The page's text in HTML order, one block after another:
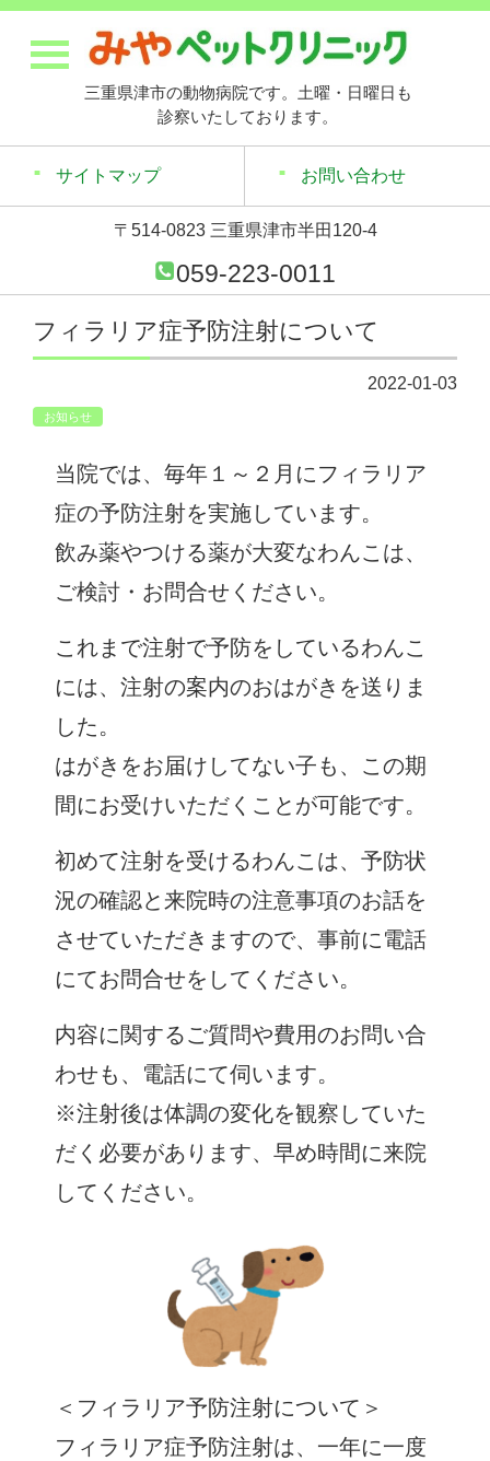
三重県津市の動物病院です。土曜・日曜日も
診察いたしております。
サイトマップ お問い合わせ
〒514-0823 三重県津市半田120-4
059-223-0011
フィラリア症予防注射について
2022-01-03
お知らせ
当院では、毎年１～２月にフィラリア
症の予防注射を実施しています。
飲み薬やつける薬が大変なわんこは、
ご検討・お問合せください。
これまで注射で予防をしているわんこ
には、注射の案内のおはがきを送りま
した。
はがきをお届けしてない子も、この期
間にお受けいただくことが可能です。
初めて注射を受けるわんこは、予防状
況の確認と来院時の注意事項のお話を
させていただきますので、事前に電話
にてお問合せをしてください。
内容に関するご質問や費用のお問い合
わせも、電話にて伺います。
※注射後は体調の変化を観察していた
だく必要があります、早め時間に来院
してください。
＜フィラリア予防注射について＞
フィラリア症予防注射は、一年に一度